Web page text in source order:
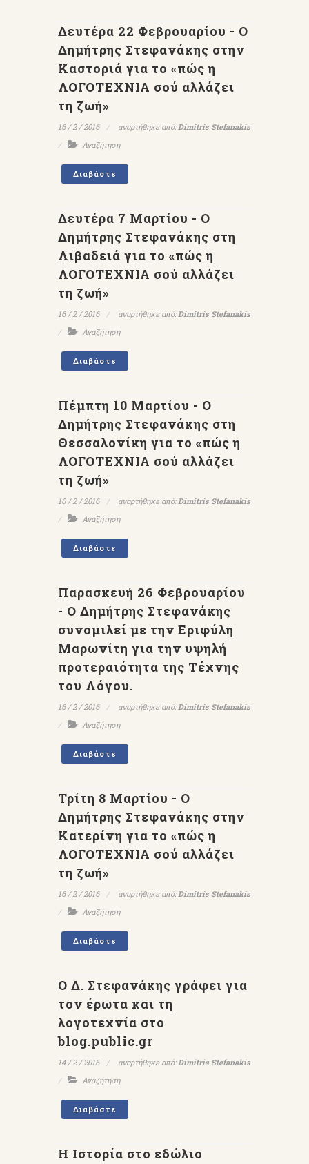
Δευτέρα 22 Φεβρουαρίου - Ο
Δημήτρης Στεφανάκης στην
Καστοριά για το «πώς η
ΛΟΓΟΤΕΧΝΙΑ σού αλλάζει
τη ζωή»
16 / 2 / 2016 αναρτήθηκε από:Dimitris Stefanakis
Αναζήτηση
Διαβάστε
Δευτέρα 7 Μαρτίου - Ο
Δημήτρης Στεφανάκης στη
Λιβαδειά για το «πώς η
ΛΟΓΟΤΕΧΝΙΑ σού αλλάζει
τη ζωή»
16 / 2 / 2016 αναρτήθηκε από:Dimitris Stefanakis
Αναζήτηση
Διαβάστε
Πέμπτη 10 Μαρτίου - Ο
Δημήτρης Στεφανάκης στη
Θεσσαλονίκη για το «πώς η
ΛΟΓΟΤΕΧΝΙΑ σού αλλάζει
τη ζωή»
16 / 2 / 2016 αναρτήθηκε από:Dimitris Stefanakis
Αναζήτηση
Διαβάστε
Παρασκευή 26 Φεβρουαρίου
- Ο Δημήτρης Στεφανάκης
συνομιλεί με την Εριφύλη
Μαρωνίτη για την υψηλή
προτεραιότητα της Τέχνης
του Λόγου.
16 / 2 / 2016 αναρτήθηκε από:Dimitris Stefanakis
Αναζήτηση
Διαβάστε
Τρίτη 8 Μαρτίου - Ο
Δημήτρης Στεφανάκης στην
Κατερίνη για το «πώς η
ΛΟΓΟΤΕΧΝΙΑ σού αλλάζει
τη ζωή»
16 / 2 / 2016 αναρτήθηκε από:Dimitris Stefanakis
Αναζήτηση
Διαβάστε
Ο Δ. Στεφανάκης γράφει για
τον έρωτα και τη
λογοτεχνία στο
blog.public.gr
14 / 2 / 2016 αναρτήθηκε από:Dimitris Stefanakis
Αναζήτηση
Διαβάστε
Η Ιστορία στο εδώλιο